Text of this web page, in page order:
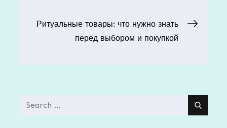
записям
Ритуальные товары: что нужно знать
перед выбором и покупкой
Search